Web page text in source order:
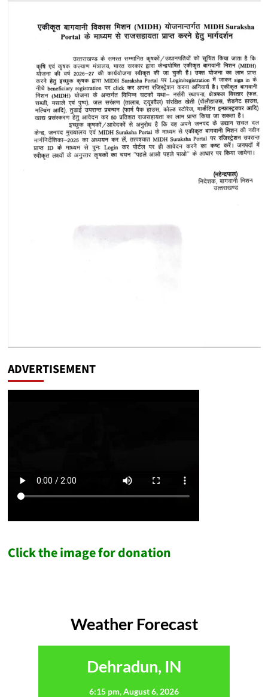
ADVERTISEMENT
Click the image for donation
Weather Forecast
Dehradun, IN
6:15 pm,August 6, 2026